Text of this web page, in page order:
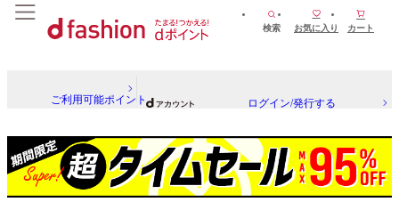
検索 お気に入り カート
ご利用可能ポイント ログイン/発行する